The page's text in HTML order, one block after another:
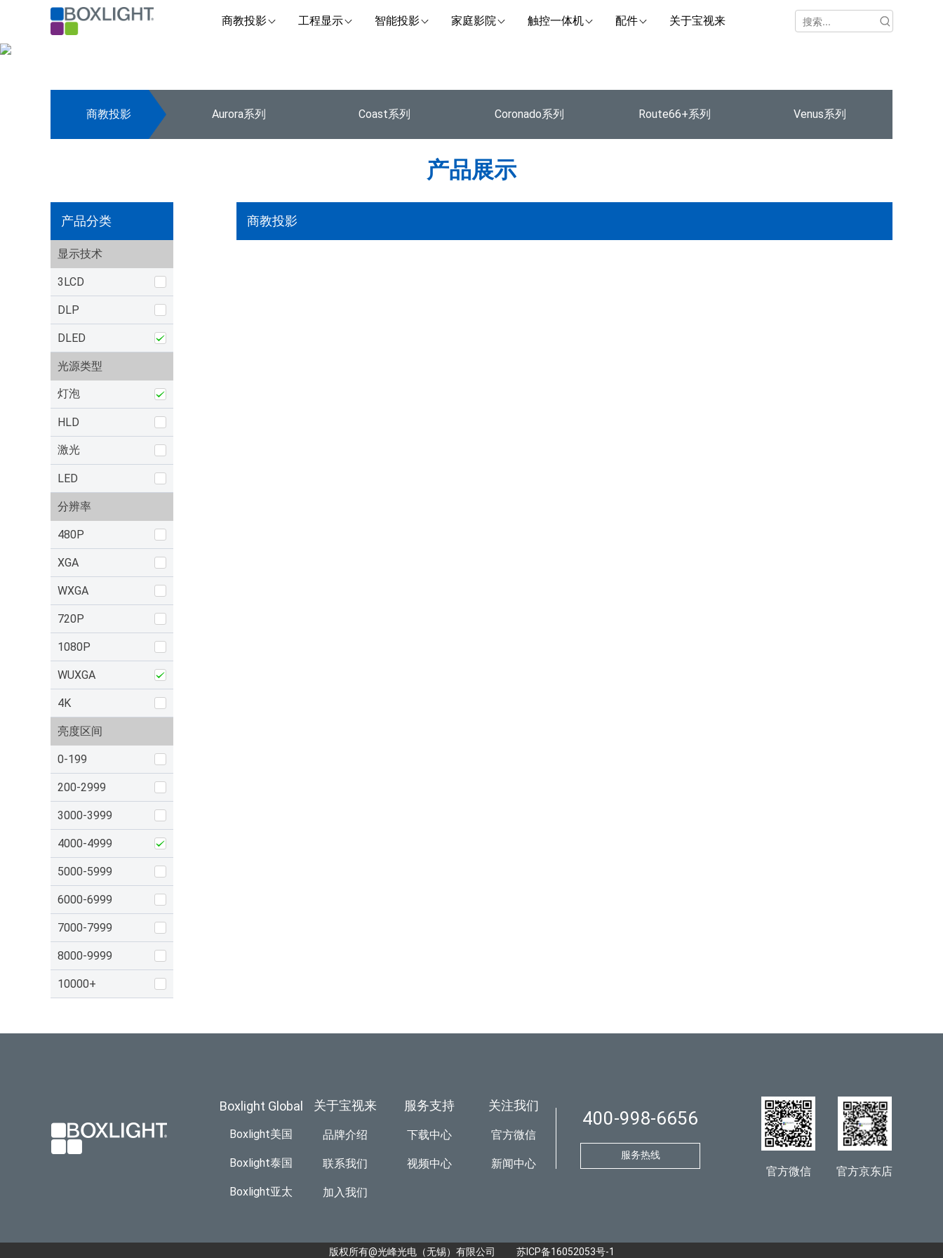
商教投影 工程显示 智能投影 家庭影院 触控一体机 配件 关于宝视来
商教投影 Aurora系列 Coast系列 Coronado系列 Route66+系列 Venus系列
产品展示
产品分类
显示技术
3LCD
DLP
DLED
光源类型
灯泡
HLD
激光
LED
分辨率
480P
XGA
WXGA
720P
1080P
WUXGA
4K
亮度区间
0-199
200-2999
3000-3999
4000-4999
5000-5999
6000-6999
7000-7999
8000-9999
10000+
商教投影
Boxlight Global
Boxlight美国
Boxlight泰国
Boxlight亚太
关于宝视来
品牌介绍
联系我们
加入我们
服务支持
下载中心
视频中心
关注我们
官方微信
新闻中心
400-998-6656
服务热线
官方微信 官方京东店
版权所有@光峰光电（无锡）有限公司 苏ICP备16052053号-1